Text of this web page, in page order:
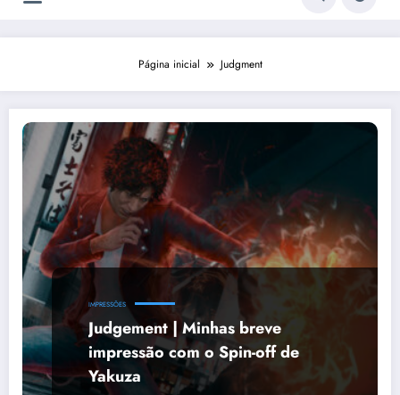
Página inicial Judgment
IMPRESSÕES
Judgement | Minhas breve
impressão com o Spin-off de
Yakuza